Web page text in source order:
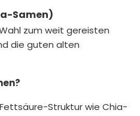
Samen)
zum weit gereisten
die guten alten
Struktur wie Chia-